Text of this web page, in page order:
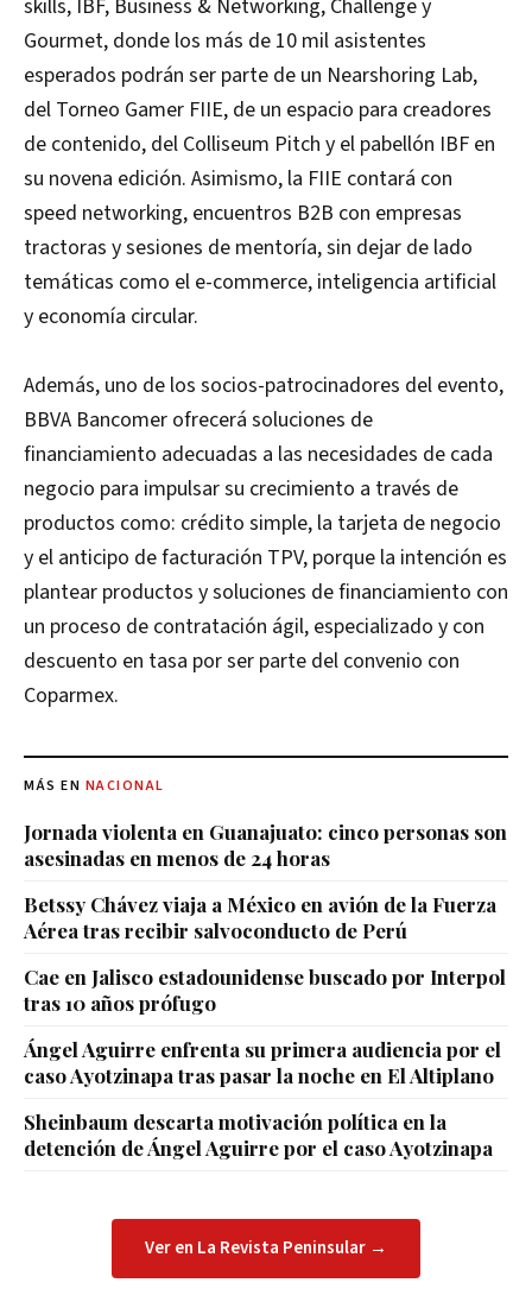
skills, IBF, Business & Networking, Challenge y
Gourmet, donde los más de 10 mil asistentes
esperados podrán ser parte de un Nearshoring Lab,
del Torneo Gamer FIIE, de un espacio para creadores
de contenido, del Colliseum Pitch y el pabellón IBF en
su novena edición. Asimismo, la FIIE contará con
speed networking, encuentros B2B con empresas
tractoras y sesiones de mentoría, sin dejar de lado
temáticas como el e-commerce, inteligencia artificial
y economía circular.
Además, uno de los socios-patrocinadores del evento,
BBVA Bancomer ofrecerá soluciones de
financiamiento adecuadas a las necesidades de cada
negocio para impulsar su crecimiento a través de
productos como: crédito simple, la tarjeta de negocio
y el anticipo de facturación TPV, porque la intención es
plantear productos y soluciones de financiamiento con
un proceso de contratación ágil, especializado y con
descuento en tasa por ser parte del convenio con
Coparmex.
MÁS EN NACIONAL
Jornada violenta en Guanajuato: cinco personas son
asesinadas en menos de 24 horas
Betssy Chávez viaja a México en avión de la Fuerza
Aérea tras recibir salvoconducto de Perú
Cae en Jalisco estadounidense buscado por Interpol
tras 10 años prófugo
Ángel Aguirre enfrenta su primera audiencia por el
caso Ayotzinapa tras pasar la noche en El Altiplano
Sheinbaum descarta motivación política en la
detención de Ángel Aguirre por el caso Ayotzinapa
Ver en La Revista Peninsular →